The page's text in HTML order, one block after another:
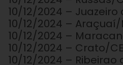
10/12/2024 – Juazeiro
10/12/2024 – Araçuaí/
10/12/2024 –
10/12/2024 – Crato/CE
10/12/2024 – Ribeirao